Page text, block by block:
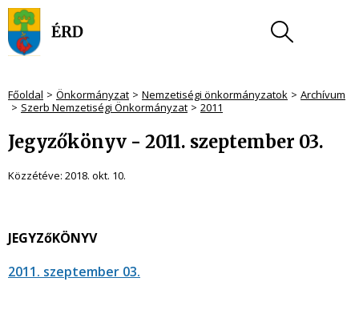
Főoldal Önkormányzat Nemzetiségi önkormányzatok
Archívum
Szerb Nemzetiségi Önkormányzat
2011
Jegyzőkönyv - 2011. szeptember 03.
Közzétéve: 2018. okt. 10.
JEGYZőKÖNYV
2011. szeptember 03.